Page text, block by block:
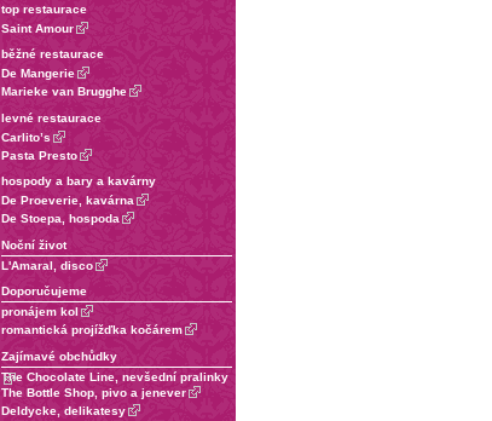
top restaurace
Saint Amour
běžné restaurace
De Mangerie
Marieke van Brugghe
levné restaurace
Carlito’s
Pasta Presto
hospody a bary a kavárny
De Proeverie, kavárna
De Stoepa, hospoda
Noční život
L'Amaral, disco
Doporučujeme
pronájem kol
romantická projížďka kočárem
Zajímavé obchůdky
The Chocolate Line, nevšední pralinky
The Bottle Shop, pivo a jenever
Deldycke, delikatesy